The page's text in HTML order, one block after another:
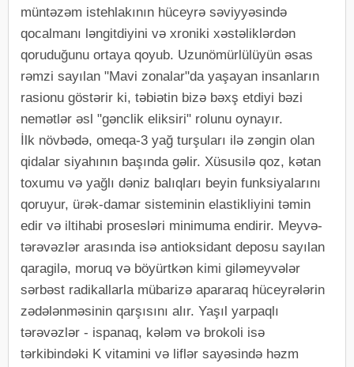
müntəzəm istehlakının hüceyrə səviyyəsində
qocalmanı ləngitdiyini və xroniki xəstəliklərdən
qoruduğunu ortaya qoyub. Uzunömürlülüyün əsas
rəmzi sayılan "Mavi zonalar"da yaşayan insanların
rasionu göstərir ki, təbiətin bizə bəxş etdiyi bəzi
nemətlər əsl "gənclik eliksiri" rolunu oynayır.
İlk növbədə, omeqa-3 yağ turşuları ilə zəngin olan
qidalar siyahının başında gəlir. Xüsusilə qoz, kətan
toxumu və yağlı dəniz balıqları beyin funksiyalarını
qoruyur, ürək-damar sisteminin elastikliyini təmin
edir və iltihabi prosesləri minimuma endirir. Meyvə-
tərəvəzlər arasında isə antioksidant deposu sayılan
qaragilə, moruq və böyürtkən kimi giləmeyvələr
sərbəst radikallarla mübarizə apararaq hüceyrələrin
zədələnməsinin qarşısını alır. Yaşıl yarpaqlı
tərəvəzlər - ispanaq, kələm və brokoli isə
tərkibindəki K vitamini və liflər sayəsində həzm